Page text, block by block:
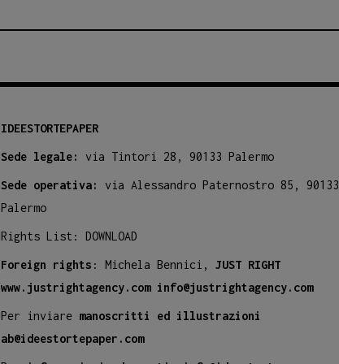
IDEESTORTEPAPER
Sede legale: via Tintori 28, 90133 Palermo
Sede operativa:
via Alessandro Paternostro 85, 90133
Palermo
Rights List:DOWNLOAD
Foreign rights : Michela Bennici,JUST RIGHT
www.justrightagency.com info@justrightagency.com
Per inviare manoscritti ed illustrazioni
ab@ideestortepaper.com